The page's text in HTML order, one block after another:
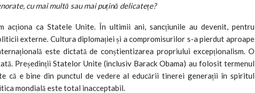
cu mai multă sau mai puțină delicatețe?
acționa ca Statele Unite. În ultimii ani, sancțiunile au devenit, pentru
externe. Cultura diplomației și a compromisurilor s-a pierdut aproape
este dictată de conștientizarea propriului excepționalism. O
Președinții Statelor Unite (inclusiv Barack Obama) au folosit termenul
că e bine din punctul de vedere al educării tinerei generații în spiritul
mondială este total inacceptabil.